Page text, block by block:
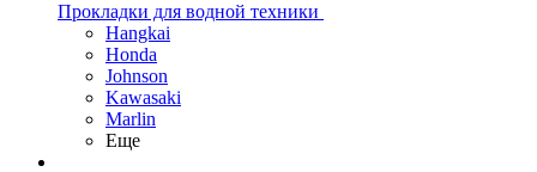
Прокладки для водной техники
Hangkai
Honda
Johnson
Kawasaki
Marlin
Еще